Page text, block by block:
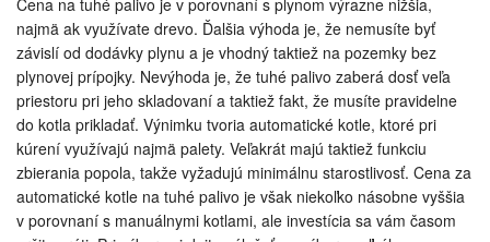
najmä ak využívate drevo. Ďalšia výhoda je, že nemusíte byť
závislí od dodávky plynu a je vhodný taktiež na pozemky bez
plynovej prípojky. Nevýhoda je, že tuhé palivo zaberá dosť veľa
priestoru pri jeho skladovaní a taktiež fakt, že musíte pravidelne
do kotla prikladať. Výnimku tvoria automatické kotle, ktoré pri
kúrení využívajú najmä palety. Veľakrát majú taktiež funkciu
zbierania popola, takže vyžadujú minimálnu starostlivosť. Cena za
automatické kotle na tuhé palivo je však niekoľko násobne vyššia
v porovnaní s manuálnymi kotlami, ale investícia sa vám časom